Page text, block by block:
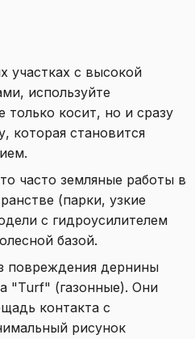
участках с высокой
используйте
косит, но и сразу
которая становится
часто земляные работы в
(парки, узкие
с гидроусилителем
базой.
повреждения дернины
"Turf" (газонные). Они
контакта с
рисунок